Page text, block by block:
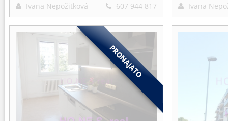
Ivana Nepožitková
607 944 817
Ivana